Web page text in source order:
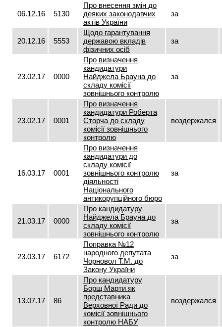
06.12.16 5130
Про внесення змін до
деяких законодавчих
актів України
за
20.12.16 5553
Щодо гарантування
державою вкладів
фізичних осіб
за
23.02.17 0000
Про визначення
кандидатури
Найджела Брауна до
складу комісії
зовнішнього контролю
за
23.02.17 0001
Про визначення
кандидатури Роберта
Сторча до складу
комісії зовнішнього
контролю
воздержался
16.03.17 0001
Про визначення
кандидатури до
складу комісії
зовнішнього контролю
діяльності
Національного
антикорупційного бюро
за
21.03.17 0000
Про кандидатуру
Найджела Брауна до
складу комісії
зовнішнього контролю
за
23.03.17 6172
Поправка №12
народного депутата
Чорновол Т.М. до
Закону України
за
13.07.17 86
Про кандидатуру
Борщ Марти як
представника
Верховної Ради до
комісії зовнішнього
контролю НАБУ
воздержался